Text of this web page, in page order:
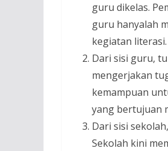
guru dikelas.
guru hanyalah
kegiatan literasi.
Dari sisi guru,
mengerjakan
kemampuan
yang bertujuan
Dari sisi
Sekolah kini